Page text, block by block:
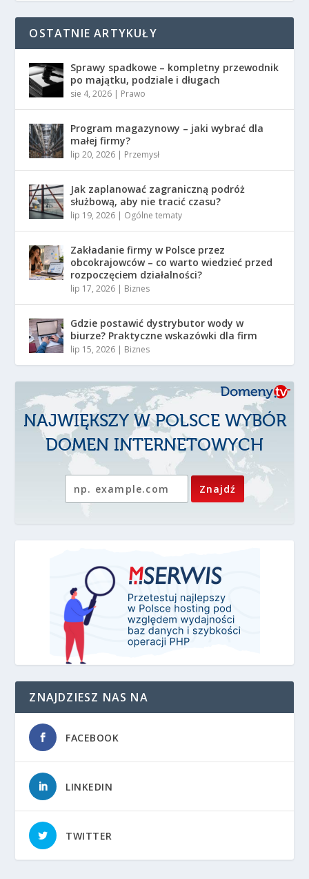
OSTATNIE ARTYKUŁY
Sprawy spadkowe – kompletny przewodnik
po majątku, podziale i długach
sie 4, 2026 | Prawo
Program magazynowy – jaki wybrać dla
małej firmy?
lip 20, 2026 | Przemysł
Jak zaplanować zagraniczną podróż
służbową, aby nie tracić czasu?
lip 19, 2026 | Ogólne tematy
Zakładanie firmy w Polsce przez
obcokrajowców – co warto wiedzieć przed
rozpoczęciem działalności?
lip 17, 2026 | Biznes
Gdzie postawić dystrybutor wody w
biurze? Praktyczne wskazówki dla firm
lip 15, 2026 | Biznes
NAJWIĘKSZY W POLSCE WYBÓR
DOMEN INTERNETOWYCH
ZNAJDZIESZ NAS NA
FACEBOOK
LINKEDIN
TWITTER